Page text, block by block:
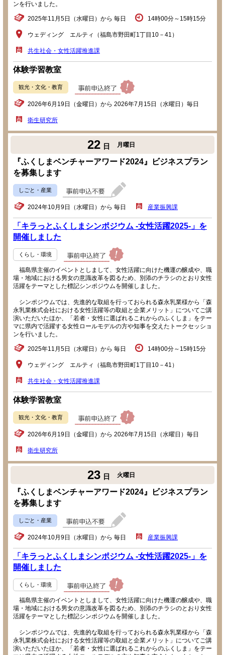
ンを行いました。
2025年11月5日（水曜日）から 毎日 14時00分～15時15分
ウェディング エルティ（福島市野田町1丁目10－41）
共生社会・女性活躍推進課
体験学習教室
観光・文化・教育
2026年6月19日（金曜日）から 2026年7月15日（水曜日）毎日
衛生研究所
22 日 月曜日
『ふくしまベンチャーアワード2024』ビジネスプラン
を募集します
しごと・産業
2024年10月9日（水曜日）から 毎日 産業振興課
「キラっとふくしまシンポジウム -女性活躍2025-」を
開催しました
くらし・環境
福島県主催のイベントとしまして、女性活躍に向けた機運の醸成や、職
場・地域における男女の意識改革を図るため、別添のチラシのとおり女性
活躍をテーマとした標記シンポジウムを開催しました。
シンポジウムでは、先進的な取組を行っておられる森永乳業様から「森
永乳業株式会社における女性活躍等の取組と企業メリット」についてご講
演いただいたほか、「若者・女性に選ばれるこれからのふくしま」をテー
マに県内で活躍する女性ロールモデルの方や知事を交えたトークセッショ
ンを行いました。
2025年11月5日（水曜日）から 毎日 14時00分～15時15分
ウェディング エルティ（福島市野田町1丁目10－41）
共生社会・女性活躍推進課
体験学習教室
観光・文化・教育
2026年6月19日（金曜日）から 2026年7月15日（水曜日）毎日
衛生研究所
23 日 火曜日
『ふくしまベンチャーアワード2024』ビジネスプラン
を募集します
しごと・産業
2024年10月9日（水曜日）から 毎日 産業振興課
「キラっとふくしまシンポジウム -女性活躍2025-」を
開催しました
くらし・環境
福島県主催のイベントとしまして、女性活躍に向けた機運の醸成や、職
場・地域における男女の意識改革を図るため、別添のチラシのとおり女性
活躍をテーマとした標記シンポジウムを開催しました。
シンポジウムでは、先進的な取組を行っておられる森永乳業様から「森
永乳業株式会社における女性活躍等の取組と企業メリット」についてご講
演いただいたほか、「若者・女性に選ばれるこれからのふくしま」をテー